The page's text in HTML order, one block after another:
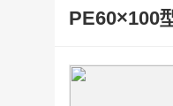
PE60×100